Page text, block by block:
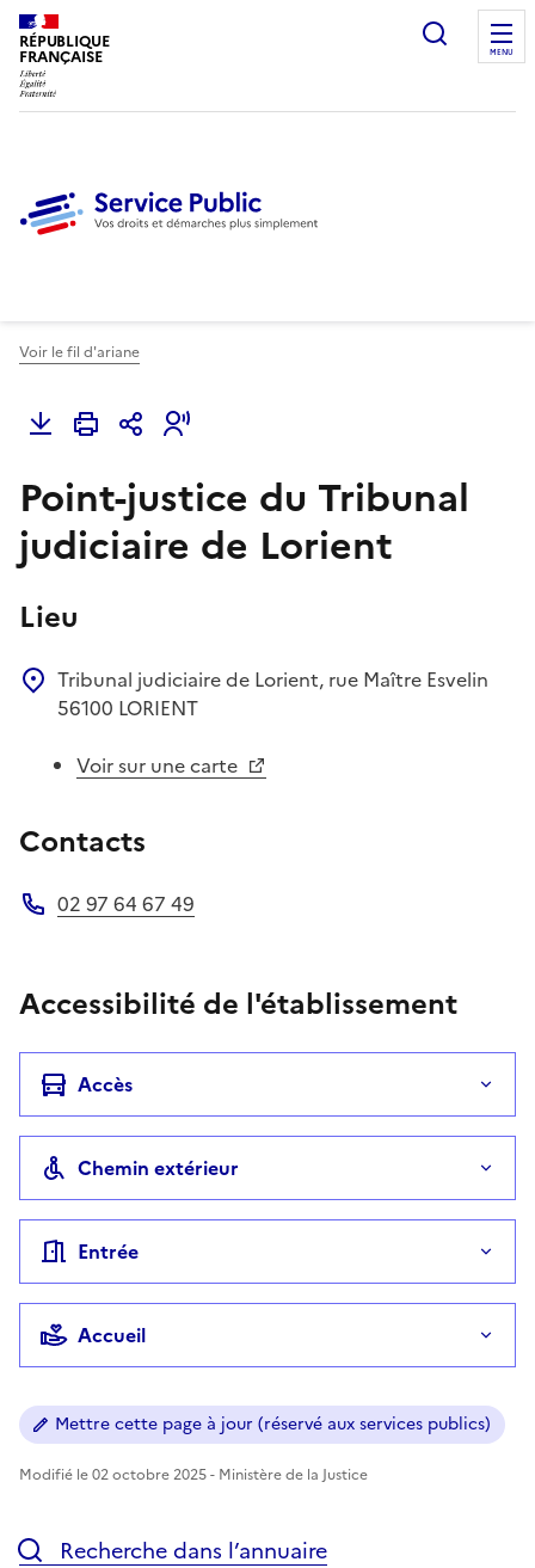
RÉPUBLIQUE
FRANÇAISE
Ouvrir
MENU
Voir le fil d'ariane
Point-justice du Tribunal
judiciaire de Lorient
Lieu
Tribunal judiciaire de Lorient, rue Maître Esvelin
56100 LORIENT
Voir sur une carte
Contacts
02 97 64 67 49
Accessibilité de l'établissement
Accès
Chemin extérieur
Entrée
Accueil
Mettre cette page à jour (réservé aux services publics)
Modifié le 02 octobre 2025 - Ministère de la Justice
Recherche dans l’annuaire